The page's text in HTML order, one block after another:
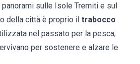
sulle Isole Tremiti e sul
della città è proprio il trabocco
nel passato per la pesca,
per sostenere e alzare le